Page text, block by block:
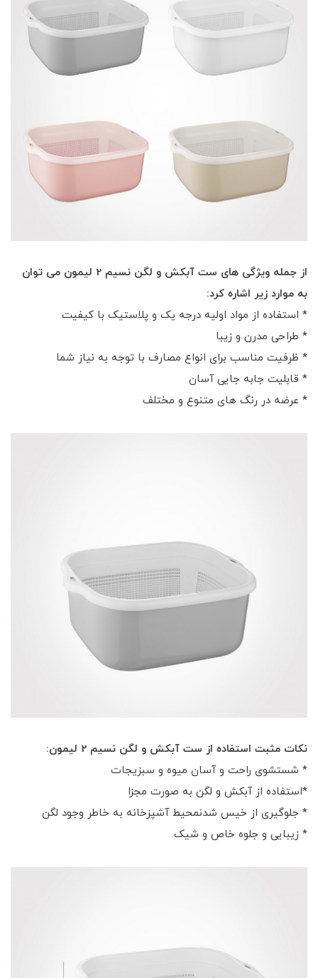
از جمله ویژگی های ست آبکش و لگن نسیم 2 لیمون می توان
به موارد زیر اشاره کرد:
* استفاده از مواد اولیه درجه یک و پلاستیک با کیفیت
* طراحی مدرن و زیبا
* ظرفیت مناسب برای انواع مصارف با توجه به نیاز شما
* قابلیت جابه جایی آسان
* عرضه در رنگ های متنوع و مختلف
نکات مثبت استفاده از ست آبکش و لگن نسیم 2 لیمون:
* شستشوی راحت و آسان میوه و سبزیجات
*استفاده از آبکش و لگن به صورت مجزا
* جلوگیری از خیس شدنمحیط آشپزخانه به خاطر وجود لگن
* زیبایی و جلوه خاص و شیک